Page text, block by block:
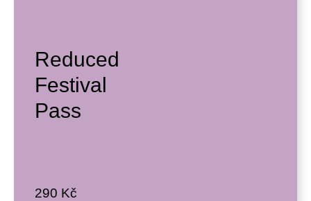
Reduced
Festival
Pass
290 Kč